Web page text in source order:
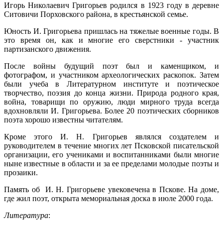
Игорь Николаевич Григорьев родился в 1923 году в деревне
Ситовичи Порховского района, в крестьянской семье.
Юность И. Григорьева пришлась на тяжелые военные годы. В
это время он, как и многие его сверстники - участник
партизанского движения.
После войны будущий поэт был и каменщиком, и
фотографом, и участником археологических раскопок. Затем
были учеба в Литературном институте и поэтическое
творчество, поэзия до конца жизни. Природа родного края,
война, товарищи по оружию, люди мирного труда всегда
вдохновляли И. Григорьева. Более 20 поэтических сборников
поэта хорошо известны читателям.
Кроме этого И. Н. Григорьев являлся создателем и
руководителем в течение многих лет Псковской писательской
организации, его учениками и воспитанниками были многие
ныне известные в области и за ее пределами молодые поэты и
прозаики.
Память об И. Н. Григорьеве увековечена в Пскове. На доме,
где жил поэт, открыта мемориальная доска в июле 2000 года.
Литература: